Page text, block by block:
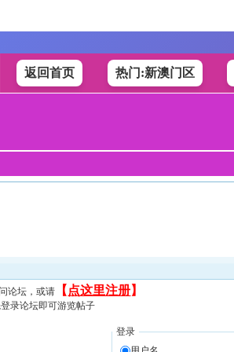
返回首页 热门:新澳门区
论坛，或请 【 点这里注册】
录论坛即可游览帖子
登录